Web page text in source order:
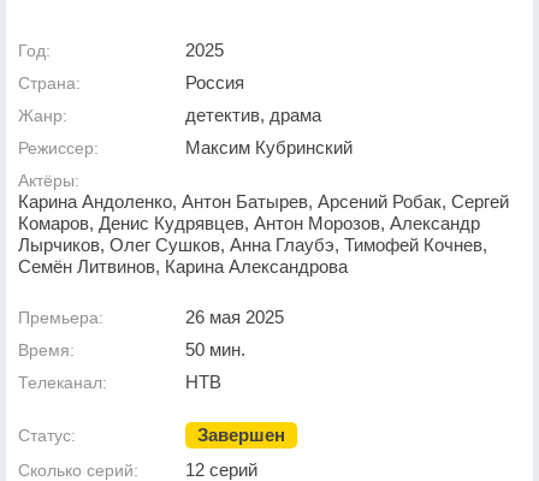
Год: 2025
Страна: Россия
Жанр: детектив, драма
Режиссер: Максим Кубринский
Актёры:
Карина Андоленко, Антон Батырев, Арсений Робак, Сергей
Комаров, Денис Кудрявцев, Антон Морозов, Александр
Лырчиков, Олег Сушков, Анна Глаубэ, Тимофей Кочнев,
Семён Литвинов, Карина Александрова
Премьера: 26 мая 2025
Время: 50 мин.
Телеканал: НТВ
Статус: Завершен
Сколько серий: 12 серий